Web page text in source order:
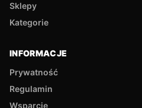
Sklepy
Kategorie
INFORMACJE
Prywatność
Regulamin
Wsparcie